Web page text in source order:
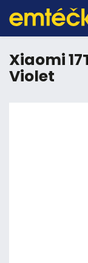
Xiaomi
Violet